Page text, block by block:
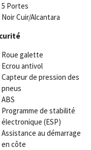
5 Portes
Noir Cuir/Alcantara
Roue galette
Ecrou antivol
Capteur de pression des
pneus
ABS
Programme de stabilité
électronique (ESP)
Assistance au démarrage
en côte